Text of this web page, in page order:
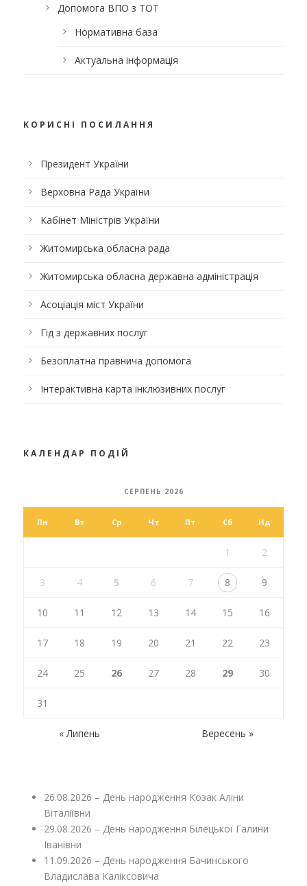
Допомога ВПО з ТОТ
Нормативна база
Актуальна інформація
КОРИСНІ ПОСИЛАННЯ
Президент України
Верховна Рада України
Кабінет Міністрів України
Житомирська обласна рада
Житомирська обласна державна адміністрація
Асоціація міст України
Гід з державних послуг
Безоплатна правнича допомога
Інтерактивна карта інклюзивних послуг
КАЛЕНДАР ПОДІЙ
СЕРПЕНЬ 2026
Пн Вт Ср Чт Пт Сб Нд
1 2
3 4 5 6 7 8 9
10 11 12 13 14 15 16
17 18 19 20 21 22 23
24 25 26 27 28 29 30
31
« Липень Вересень »
26.08.2026 – День народження Козак Аліни
Віталіївни
29.08.2026 – День народження Білецької Галини
Іванівни
11.09.2026 – День народження Бачинського
Владислава Каліксовича